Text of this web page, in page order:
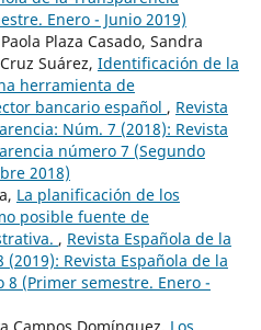
Enero - Junio 2019)
Plaza Casado, Sandra
Suárez, Identificación de la
herramienta de
bancario español , Revista
Núm. 7 (2018): Revista
número 7 (Segundo
2018)
La planificación de los
posible fuente de
, Revista Española de la
Revista Española de la
(Primer semestre. Enero -
Campos Domínguez, Los